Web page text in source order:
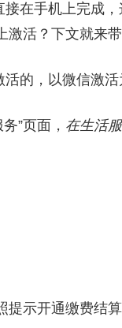
在手机上完成
活？下文就来带
的，以微信激活
”页面， 在生活
提示开通缴费结